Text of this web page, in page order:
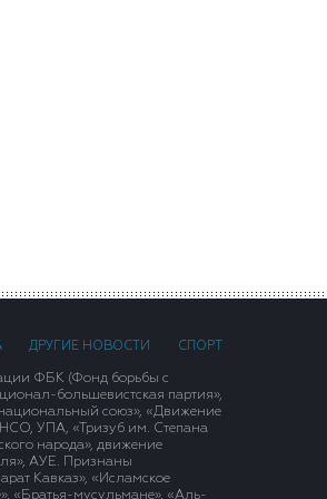
ДРУГИЕ НОВОСТИ СПОРТ
ФБК (Фонд борьбы с
большевистская партия»,
союз», «Движение
УПА, «Тризуб им. Степана
народа», движение
АУЕ. Признаны
Кавказ», «Исламское
«Братья-мусульмане», «Аль-